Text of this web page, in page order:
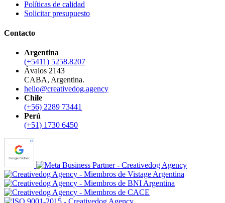
Políticas de calidad
Solicitar presupuesto
Contacto
Argentina
(+5411) 5258.8207
Ávalos 2143
CABA, Argentina.
hello@creativedog.agency
Chile
(+56) 2289 73441
Perú
(+51) 1730 6450